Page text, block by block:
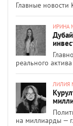
Главные новости
ИРИНА
реального актива
ЛИЛИЯ
на миллиарды —